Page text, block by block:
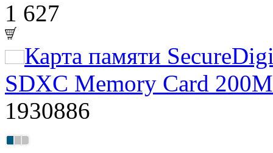
1 627
Карта памяти
SDXC Memory Card
1930886